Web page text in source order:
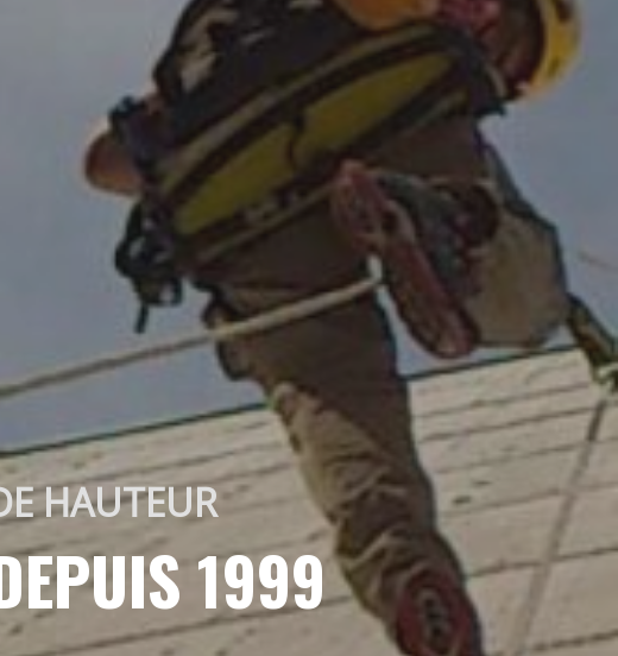
HAUTEUR
1999